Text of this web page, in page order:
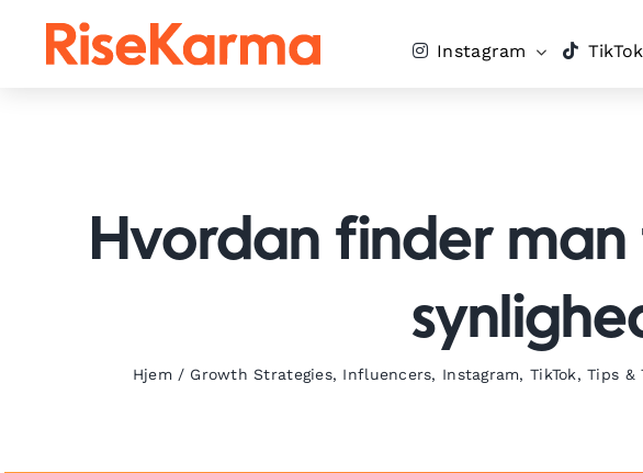
Instagram TikTok
Hvordan finder
Hjem / Growth Strategies, Influencers, Instagram, TikTok,Tips &